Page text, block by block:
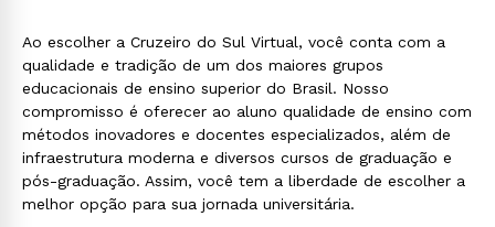
Ao escolher a Cruzeiro do Sul Virtual, você conta com a
qualidade e tradição de um dos maiores grupos
educacionais de ensino superior do Brasil. Nosso
compromisso é oferecer ao aluno qualidade de ensino com
métodos inovadores e docentes especializados, além de
infraestrutura moderna e diversos cursos de graduação e
pós-graduação. Assim, você tem a liberdade de escolher a
melhor opção para sua jornada universitária.
WhatsApp
ou